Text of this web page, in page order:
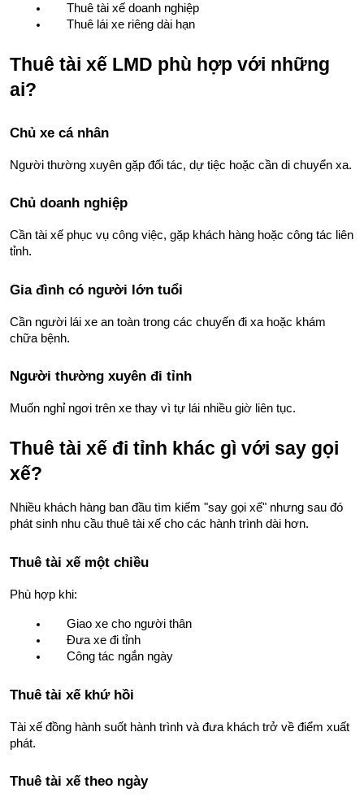
Thuê tài xế doanh nghiệp
Thuê lái xe riêng dài hạn
Thuê tài xế LMD phù hợp với những
ai?
Chủ xe cá nhân
Người thường xuyên gặp đối tác, dự tiệc hoặc cần di chuyển xa.
Chủ doanh nghiệp
Cần tài xế phục vụ công việc, gặp khách hàng hoặc công tác liên
tỉnh.
Gia đình có người lớn tuổi
Cần người lái xe an toàn trong các chuyến đi xa hoặc khám
chữa bệnh.
Người thường xuyên đi tỉnh
Muốn nghỉ ngơi trên xe thay vì tự lái nhiều giờ liên tục.
Thuê tài xế đi tỉnh khác gì với say gọi
xế?
Nhiều khách hàng ban đầu tìm kiếm "say gọi xế" nhưng sau đó
phát sinh nhu cầu thuê tài xế cho các hành trình dài hơn.
Thuê tài xế một chiều
Phù hợp khi:
Giao xe cho người thân
Đưa xe đi tỉnh
Công tác ngắn ngày
Thuê tài xế khứ hồi
Tài xế đồng hành suốt hành trình và đưa khách trở về điểm xuất
phát.
Thuê tài xế theo ngày